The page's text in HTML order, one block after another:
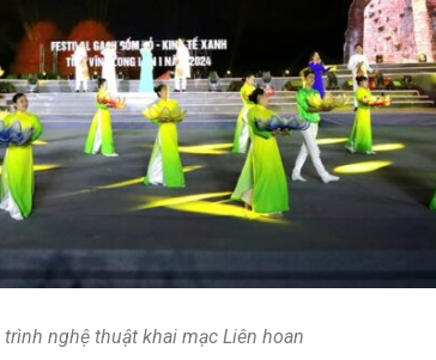
nghệ thuật khai mạc Liên hoan